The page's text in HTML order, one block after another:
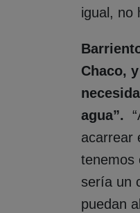
igual, no
Chaco,
agua”.
acarrear
tenemos
sería un
puedan